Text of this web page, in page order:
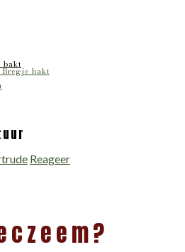
bakt
bakt
Reageer